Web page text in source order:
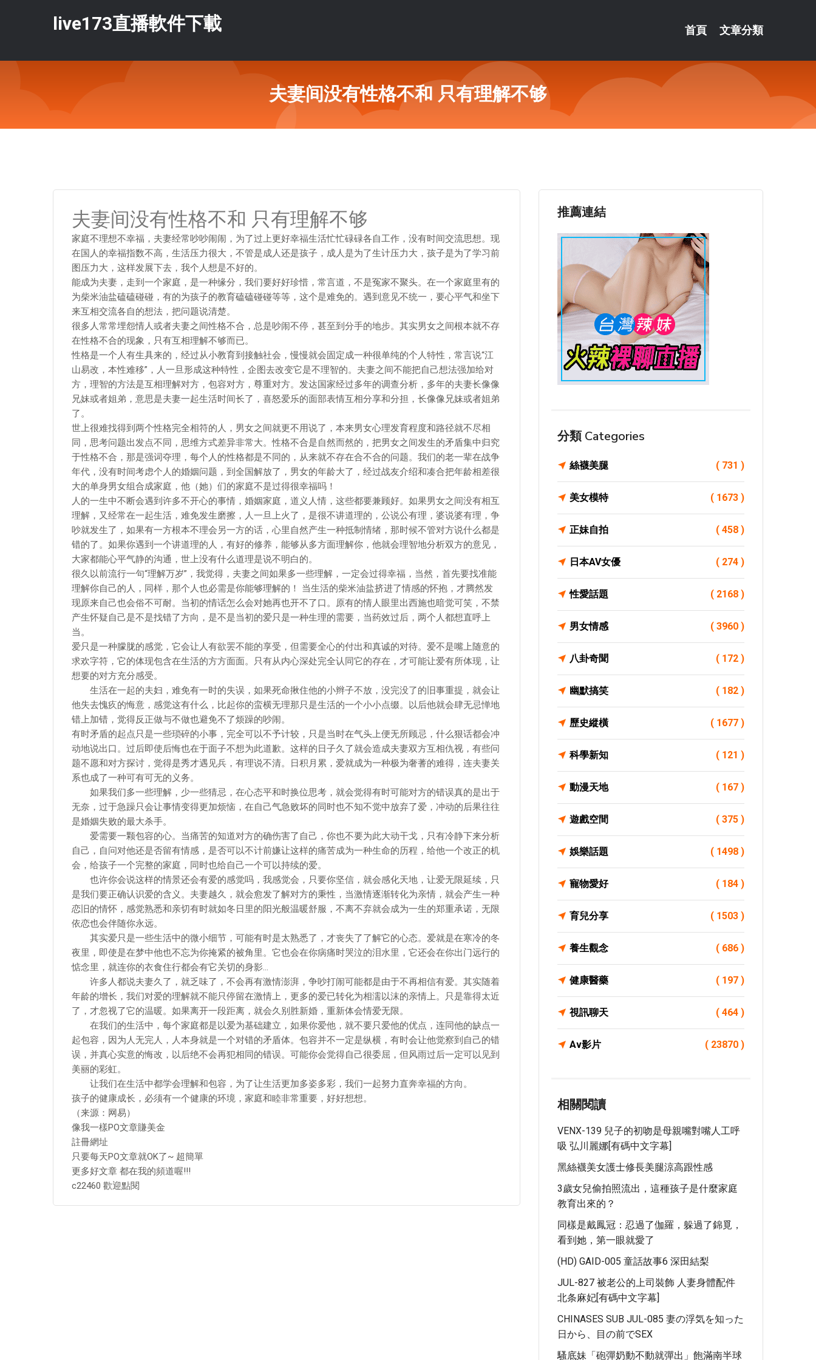
live173直播軟件下載 首頁 文章分類
夫妻间没有性格不和 只有理解不够
夫妻间没有性格不和 只有理解不够
家庭不理想不幸福，夫妻经常吵吵闹闹，为了过上更好幸福生活忙忙碌碌各自工作，没有时间交流思想。现
在国人的幸福指数不高，生活压力很大，不管是成人还是孩子，成人是为了生计压力大，孩子是为了学习前
图压力大，这样发展下去，我个人想是不好的。
能成为夫妻，走到一个家庭，是一种缘分，我们要好好珍惜，常言道，不是冤家不聚头。在一个家庭里有的
为柴米油盐磕磕碰碰，有的为孩子的教育磕磕碰碰等等，这个是难免的。遇到意见不统一，要心平气和坐下
来互相交流各自的想法，把问题说清楚。
很多人常常埋怨情人或者夫妻之间性格不合，总是吵闹不停，甚至到分手的地步。其实男女之间根本就不存
在性格不合的现象，只有互相理解不够而已。
性格是一个人有生具来的，经过从小教育到接触社会，慢慢就会固定成一种很单纯的个人特性，常言说“江
山易改，本性难移”，人一旦形成这种特性，企图去改变它是不理智的。夫妻之间不能把自己想法强加给对
方，理智的方法是互相理解对方，包容对方，尊重对方。发达国家经过多年的调查分析，多年的夫妻长像像
兄妹或者姐弟，意思是夫妻一起生活时间长了，喜怒爱乐的面部表情互相分享和分担，长像像兄妹或者姐弟
了。
世上很难找得到两个性格完全相符的人，男女之间就更不用说了，本来男女心理发育程度和路径就不尽相
同，思考问题出发点不同，思维方式差异非常大。性格不合是自然而然的，把男女之间发生的矛盾集中归究
于性格不合，那是强词夺理，每个人的性格都是不同的，从来就不存在合不合的问题。我们的老一辈在战争
年代，没有时间考虑个人的婚姻问题，到全国解放了，男女的年龄大了，经过战友介绍和凑合把年龄相差很
大的单身男女组合成家庭，他（她）们的家庭不是过得很幸福吗！
人的一生中不断会遇到许多不开心的事情，婚姻家庭，道义人情，这些都要兼顾好。如果男女之间没有相互
理解，又经常在一起生活，难免发生磨擦，人一旦上火了，是很不讲道理的，公说公有理，婆说婆有理，争
吵就发生了，如果有一方根本不理会另一方的话，心里自然产生一种抵制情绪，那时候不管对方说什么都是
错的了。如果你遇到一个讲道理的人，有好的修养，能够从多方面理解你，他就会理智地分析双方的意见，
大家都能心平气静的沟通，世上没有什么道理是说不明白的。
很久以前流行一句“理解万岁”，我觉得，夫妻之间如果多一些理解，一定会过得幸福，当然，首先要找准能
理解你自己的人，同样，那个人也必需是你能够理解的！ 当生活的柴米油盐挤进了情感的怀抱，才腾然发
现原来自己也会俗不可耐。当初的情话怎么会对她再也开不了口。原有的情人眼里出西施也暗觉可笑，不禁
产生怀疑自己是不是找错了方向，是不是当初的爱只是一种生理的需要，当药效过后，两个人都想直呼上
当。
爱只是一种朦胧的感觉，它会让人有欲罢不能的享受，但需要全心的付出和真诚的对待。爱不是嘴上随意的
求欢字符，它的体现包含在生活的方方面面。只有从内心深处完全认同它的存在，才可能让爱有所体现，让
想要的对方充分感受。
生活在一起的夫妇，难免有一时的失误，如果死命揪住他的小辫子不放，没完没了的旧事重提，就会让
他失去愧疚的悔意，感觉这有什么，比起你的蛮横无理那只是生活的一个小小点缀。以后他就会肆无忌惮地
错上加错，觉得反正做与不做也避免不了烦躁的吵闹。
有时矛盾的起点只是一些琐碎的小事，完全可以不予计较，只是当时在气头上便无所顾忌，什么狠话都会冲
动地说出口。过后即使后悔也在于面子不想为此道歉。这样的日子久了就会造成夫妻双方互相仇视，有些问
题不愿和对方探讨，觉得是秀才遇见兵，有理说不清。日积月累，爱就成为一种极为奢蓍的难得，连夫妻关
系也成了一种可有可无的义务。
如果我们多一些理解，少一些猜忌，在心态平和时换位思考，就会觉得有时可能对方的错误真的是出于
无奈，过于急躁只会让事情变得更加烦恼，在自己气急败坏的同时也不知不觉中放弃了爱，冲动的后果往往
是婚姻失败的最大杀手。
爱需要一颗包容的心。当痛苦的知道对方的确伤害了自己，你也不要为此大动干戈，只有冷静下来分析
自己，自问对他还是否留有情感，是否可以不计前嫌让这样的痛苦成为一种生命的历程，给他一个改正的机
会，给孩子一个完整的家庭，同时也给自己一个可以持续的爱。
也许你会说这样的情景还会有爱的感觉吗，我感觉会，只要你坚信，就会感化天地，让爱无限延续，只
是我们要正确认识爱的含义。夫妻越久，就会愈发了解对方的秉性，当激情逐渐转化为亲情，就会产生一种
恋旧的情怀，感觉熟悉和亲切有时就如冬日里的阳光般温暖舒服，不离不弃就会成为一生的郑重承诺，无限
依恋也会伴随你永远。
其实爱只是一些生活中的微小细节，可能有时是太熟悉了，才丧失了了解它的心态。爱就是在寒冷的冬
夜里，即使是在梦中他也不忘为你掩紧的被角里。它也会在你病痛时哭泣的泪水里，它还会在你出门远行的
惦念里，就连你的衣食住行都会有它关切的身影…
许多人都说夫妻久了，就乏味了，不会再有激情澎湃，争吵打闹可能都是由于不再相信有爱。其实随着
年龄的增长，我们对爱的理解就不能只停留在激情上，更多的爱已转化为相濡以沫的亲情上。只是靠得太近
了，才忽视了它的温暖。如果离开一段距离，就会久别胜新婚，重新体会情爱无限。
在我们的生活中，每个家庭都是以爱为基础建立，如果你爱他，就不要只爱他的优点，连同他的缺点一
起包容，因为人无完人，人本身就是一个对错的矛盾体。包容并不一定是纵横，有时会让他觉察到自己的错
误，并真心实意的悔改，以后绝不会再犯相同的错误。可能你会觉得自己很委屈，但风雨过后一定可以见到
美丽的彩虹。
让我们在生活中都学会理解和包容，为了让生活更加多姿多彩，我们一起努力直奔幸福的方向。
孩子的健康成长，必须有一个健康的环境，家庭和睦非常重要，好好想想。
（来源：网易）
像我一樣PO文章賺美金
註冊網址
只要每天PO文章就OK了~ 超簡單
更多好文章 都在我的頻道喔!!!
c22460 歡迎點閱
推薦連結
分類 Categories
絲襪美腿 ( 731 )
美女模特 ( 1673 )
正妹自拍 ( 458 )
日本AV女優 ( 274 )
性愛話題 ( 2168 )
男女情感 ( 3960 )
八卦奇聞 ( 172 )
幽默搞笑 ( 182 )
歷史縱橫 ( 1677 )
科學新知 ( 121 )
動漫天地 ( 167 )
遊戲空間 ( 375 )
娛樂話題 ( 1498 )
寵物愛好 ( 184 )
育兒分享 ( 1503 )
養生觀念 ( 686 )
健康醫藥 ( 197 )
視訊聊天 ( 464 )
Av影片 ( 23870 )
相關閱讀
VENX-139 兒子的初吻是母親嘴對嘴人工呼
吸 弘川麗娜[有碼中文字幕]
黑絲襪美女護士修長美腿涼高跟性感
3歲女兒偷拍照流出，這種孩子是什麼家庭
教育出來的？
同樣是戴鳳冠：忍過了伽羅，躲過了錦覓，
看到她，第一眼就愛了
(HD) GAID-005 童話故事6 深田結梨
JUL-827 被老公的上司裝飾 人妻身體配件
北条麻妃[有碼中文字幕]
CHINASES SUB JUL-085 妻の浮気を知った
日から、目の前でSEX
騷底妹「砲彈奶動不動就彈出」飽滿南半球